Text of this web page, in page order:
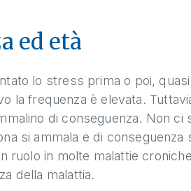
ed età
lo stress prima o poi,
la frequenza è elevata.
di conseguenza. Non ci
si ammala e di
ruolo in molte malattie
della malattia.